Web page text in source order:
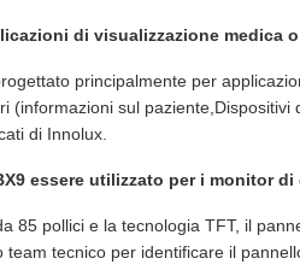
di visualizzazione medica
principalmente per
(informazioni sul
di Innolux.
essere utilizzato per i monitor
85 pollici e la tecnologia TFT, il
team tecnico per identificare il